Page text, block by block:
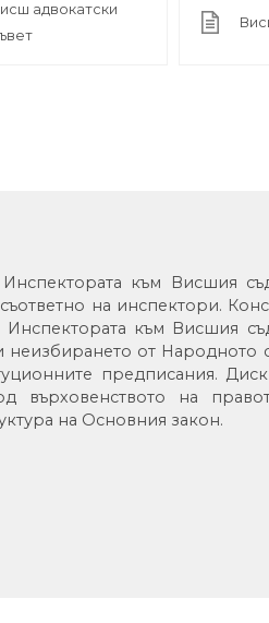
адвокатски
към Висшия
на инспектори.
към Висшия
неизбирането от Народното
предписания.
върховенството на
на Основния закон.